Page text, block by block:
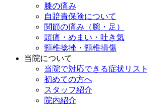
膝の痛み
自賠責保険について
関節の痛み（腕・足）
頭痛・めまい・吐き気
頸椎捻挫・頸椎損傷
当院について
当院で対応できる症状リスト
初めての方へ
スタッフ紹介
院内紹介